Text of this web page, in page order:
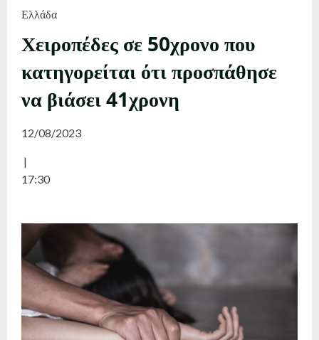
Ελλάδα
Χειροπέδες σε 50χρονο που
κατηγορείται ότι προσπάθησε
να βιάσει 41χρονη
12/08/2023
|
17:30